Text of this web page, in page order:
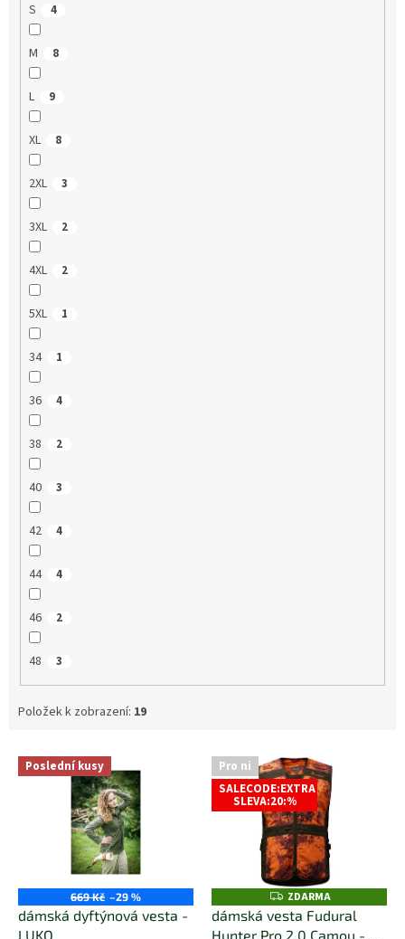
S 4
M 8
L 9
XL 8
2XL 3
3XL 2
4XL 2
5XL 1
34 1
36 4
38 2
40 3
42 4
44 4
46 2
48 3
Položek k zobrazení: 19
V Poslední kusy
669 Kč –29 %
dámská dyftýnová vesta -
LUKO
Pro ni
SALECODE:EXTRA
SLEVA:20:%
Z
D
A
R
ZDARMA
dámská vesta Fudural
Hunter Pro 2.0 Camou -